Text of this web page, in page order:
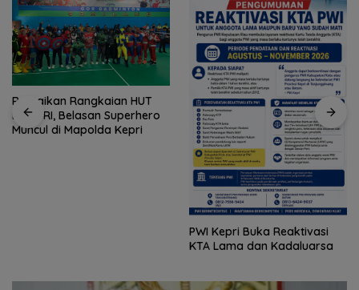
Ramaikan Rangkaian HUT
ke-81 RI, Belasan Superhero
Muncul di Mapolda Kepri
PWI Kepri Buka Reaktivasi
KTA Lama dan Kadaluarsa